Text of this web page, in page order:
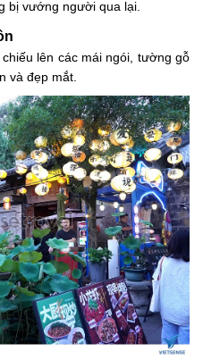
bị vướng người qua lại.
lên các mái ngói, tường gỗ
và đẹp mắt.